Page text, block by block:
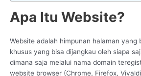
Apa Itu Website?
Website adalah himpunan halaman yang
khusus yang bisa dijangkau oleh siapa
dimana saja melalui nama domain
website browser (Chrome, Firefox,